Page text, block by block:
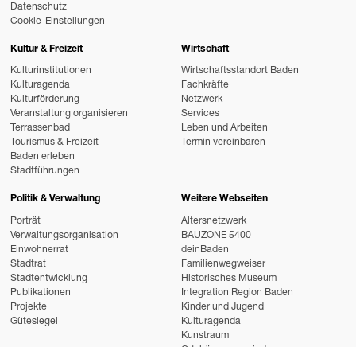
Datenschutz
Cookie-Einstellungen
Kultur & Freizeit
Kulturinstitutionen
Kulturagenda
Kulturförderung
Veranstaltung organisieren
Terrassenbad
Tourismus & Freizeit
Baden erleben
Stadtführungen
Wirtschaft
Wirtschaftsstandort Baden
Fachkräfte
Netzwerk
Services
Leben und Arbeiten
Termin vereinbaren
Politik & Verwaltung
Porträt
Verwaltungsorganisation
Einwohnerrat
Stadtrat
Stadtentwicklung
Publikationen
Projekte
Gütesiegel
Weitere Webseiten
Altersnetzwerk
BAUZONE 5400
deinBaden
Familienwegweiser
Historisches Museum
Integration Region Baden
Kinder und Jugend
Kulturagenda
Kunstraum